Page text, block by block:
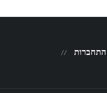
התחברות